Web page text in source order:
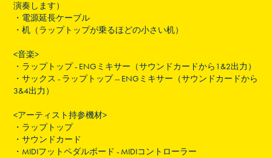
演奏します）
・ 電源延長ケーブル
・机（ラップトップが乗るほどの小さい机）
<音楽>
・ ラップトップ - ENGミキサー（サウンドカードから1&2出力）
・サックス - ラップトップ -- ENGミキサー（サウンドカードから
3&4出力）
<アーティスト持参機材>
・ ラップトップ
・サウンドカード
・ MIDIフットペダルボード - MIDIコントローラー